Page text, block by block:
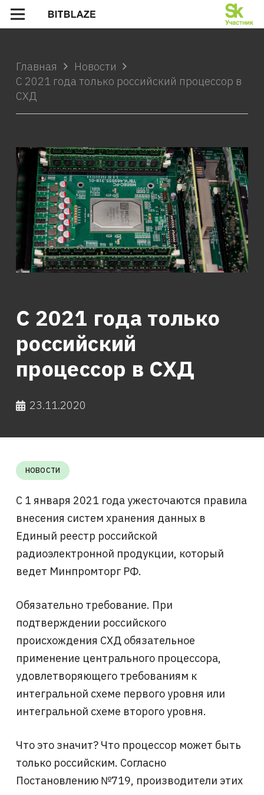
Главная
Новости
С 2021 года только российский процессор в
СХД
С 2021 года только
российский
процессор в СХД
23.11.2020
НОВОСТИ
С 1 января 2021 года ужесточаются правила
внесения систем хранения данных в
Единый реестр российской
радиоэлектронной продукции, который
ведет Минпромторг РФ.
Обязательно требование. При
подтверждении российского
происхождения СХД обязательное
применение центрального процессора,
удовлетворяющего требованиям к
интегральной схеме первого уровня или
интегральной схеме второго уровня.
Что это значит? Что процессор может быть
только российским. Согласно
Постановлению №719, производители этих